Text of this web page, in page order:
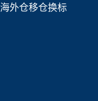
海外仓移仓换标